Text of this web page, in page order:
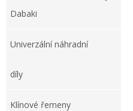
Dabaki
Univerzální náhradní
díly
Klínové řemeny